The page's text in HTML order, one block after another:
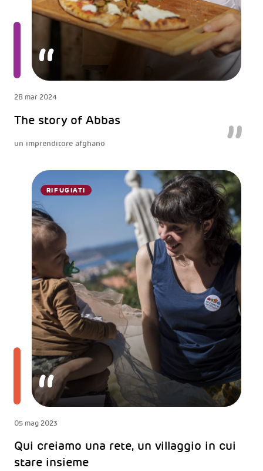
28 mar 2024
The story of Abbas
un imprenditore afghano
RIFUGIATI
05 mag 2023
Qui creiamo una rete, un villaggio in cui
stare insieme